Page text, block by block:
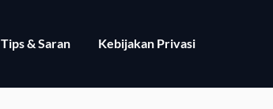
Tips & Saran Kebijakan Privasi